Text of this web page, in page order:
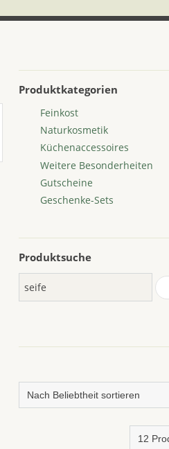
Produktkategorien
Feinkost
Naturkosmetik
Küchenaccessoires
Weitere Besonderheiten
Gutscheine
Geschenke-Sets
Produktsuche